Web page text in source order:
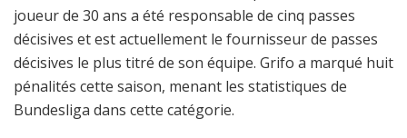
joueur de 30 ans a été responsable de cinq passes
décisives et est actuellement le fournisseur de passes
décisives le plus titré de son équipe. Grifo a marqué huit
pénalités cette saison, menant les statistiques de
Bundesliga dans cette catégorie.